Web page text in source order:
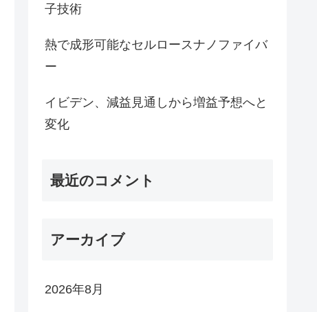
子技術
熱で成形可能なセルロースナノファイバ
ー
イビデン、減益見通しから増益予想へと
変化
最近のコメント
アーカイブ
2026年8月